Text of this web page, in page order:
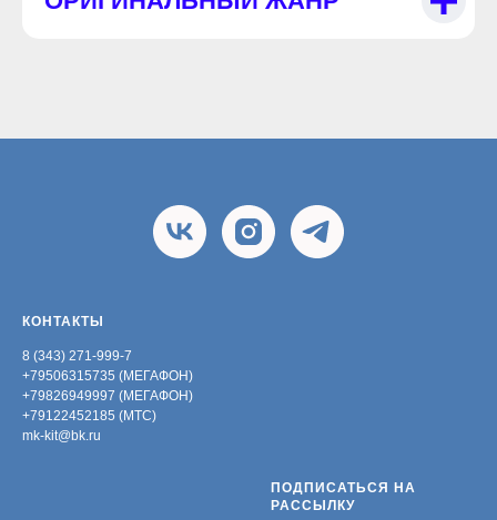
КОНТАКТЫ
8 (343) 271-999-7
+79506315735 (МЕГАФОН)
+79826949997 (МЕГАФОН)
+79122452185 (МТС)
mk-kit@bk.ru
ПОДПИСАТЬСЯ НА
РАССЫЛКУ